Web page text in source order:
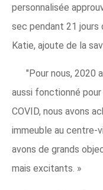
personnalisée
sec pendant 21 jours
Katie, ajoute de la
"Pour nous, 2020
aussi fonctionné
COVID, nous avons
immeuble au centre-
avons de grands
mais excitants. »